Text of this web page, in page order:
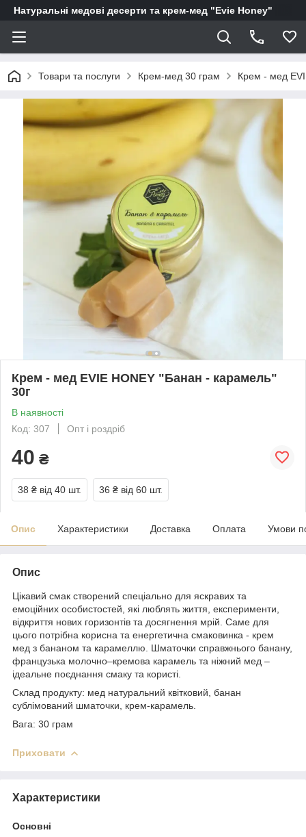
Натуральні медові десерти та крем-мед "Evie Honey"
Товари та послуги Крем-мед 30 грам Крем - мед
Крем - мед EVIE HONEY "Банан - карамель"
30г
В наявності
Код: 307
Опт і роздріб
40 ₴
38 ₴ від 40 шт. 36 ₴ від 60 шт.
Опис Характеристики Доставка Оплата Умови
Опис
Цікавий смак створений спеціально для яскравих та
емоційних особистостей, які люблять життя, експерименти,
відкриття нових горизонтів та досягнення мрій. Саме для
цього потрібна корисна та енергетична смаковинка - крем
мед з бананом та карамеллю. Шматочки справжнього банану,
французька молочно–кремова карамель та ніжний мед –
ідеальне поєднання смаку та користі.
Склад продукту: мед натуральний квітковий, банан
сублімований шматочки, крем-карамель.
Вага: 30 грам
Приховати
Характеристики
Основні